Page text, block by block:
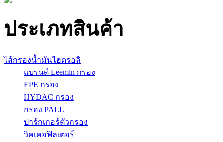
ประเภทสินค้า
ไส้กรองน้ำมันไฮดรอลิ
แบรนด์ Leemin กรอง
EPE กรอง
HYDAC กรอง
กรอง PALL
ปาร์กเกอร์ตัวกรอง
วิคเคอฟิลเตอร์